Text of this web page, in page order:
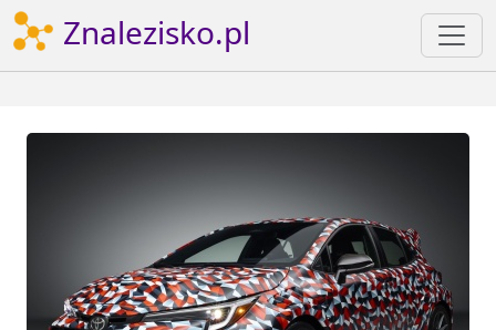
Znalezisko.pl